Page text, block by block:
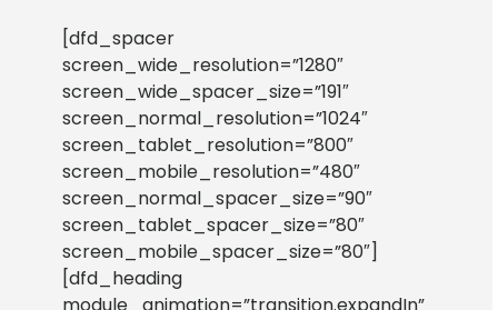
[dfd_spacer
screen_wide_resolution=”1280″
screen_wide_spacer_size=”191″
screen_normal_resolution=”1024″
screen_tablet_resolution=”800″
screen_mobile_resolution=”480″
screen_normal_spacer_size=”90″
screen_tablet_spacer_size=”80″
screen_mobile_spacer_size=”80″]
[dfd_heading